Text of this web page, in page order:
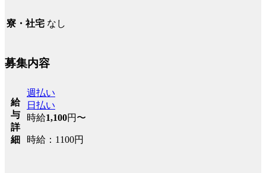
寮・社宅 なし
募集内容
給
与
詳
細
週払い
日払い
時給1,100円〜
時給：1100円